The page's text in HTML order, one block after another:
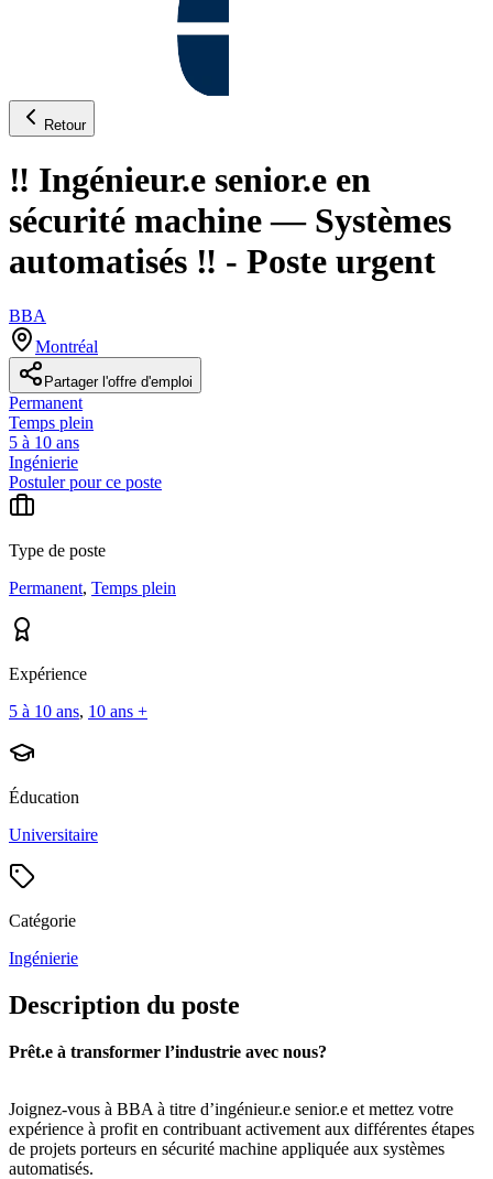
Retour
‼️ Ingénieur.e senior.e en
sécurité machine — Systèmes
automatisés ‼️ - Poste urgent
BBA
Montréal
Partager l'offre d'emploi
Permanent
Temps plein
5 à 10 ans
Ingénierie
Postuler pour ce poste
Type de poste
Permanent, Temps plein
Expérience
5 à 10 ans, 10 ans +
Éducation
Universitaire
Catégorie
Ingénierie
Description du poste
Prêt.e à transformer l’industrie avec nous?
Joignez-vous à BBA à titre d’ingénieur.e senior.e et mettez votre
expérience à profit en contribuant activement aux différentes étapes
de projets porteurs en sécurité machine appliquée aux systèmes
automatisés.